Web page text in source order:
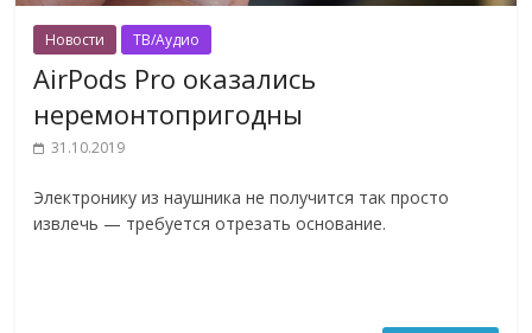
Новости ТВ/Аудио
AirPods Pro оказались
неремонтопригодны
31.10.2019
Электронику из наушника не получится так просто
извлечь — требуется отрезать основание.